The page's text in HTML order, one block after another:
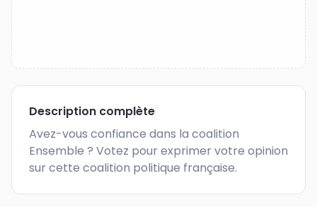
Description complète
Avez-vous confiance dans la coalition
Ensemble ? Votez pour exprimer votre opinion
sur cette coalition politique française.